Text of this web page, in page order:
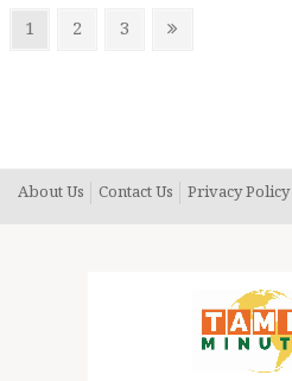
Posts
Page
1 Page
2 Page
3
Next
About Us Contact Us Privacy Policy